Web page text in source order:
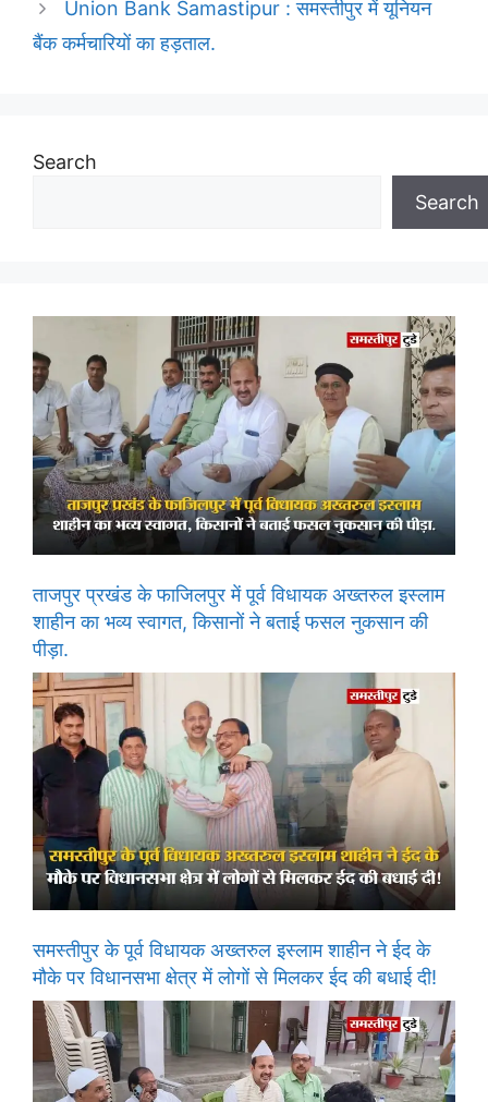
Union Bank Samastipur : समस्तीपुर में यूनियन
बैंक कर्मचारियों का हड़ताल.
Search
Search
ताजपुर प्रखंड के फाजिलपुर में पूर्व विधायक अख्तरुल इस्लाम
शाहीन का भव्य स्वागत, किसानों ने बताई फसल नुकसान की
पीड़ा.
समस्तीपुर के पूर्व विधायक अख्तरुल इस्लाम शाहीन ने ईद के
मौके पर विधानसभा क्षेत्र में लोगों से मिलकर ईद की बधाई दी!